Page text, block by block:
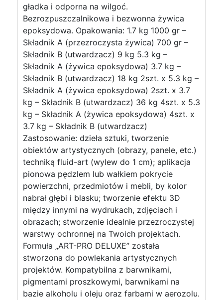
gładka i odporna na wilgoć.
Bezrozpuszczalnikowa i bezwonna żywica
epoksydowa. Opakowania: 1.7 kg 1000 gr –
Składnik A (przezroczysta żywica) 700 gr –
Składnik B (utwardzacz) 9 kg 5.3 kg –
Składnik A (żywica epoksydowa) 3.7 kg –
Składnik B (utwardzacz) 18 kg 2szt. x 5.3 kg –
Składnik A (żywica epoksydowa) 2szt. x 3.7
kg – Składnik B (utwardzacz) 36 kg 4szt. x 5.3
kg – Składnik A (żywica epoksydowa) 4szt. x
3.7 kg – Składnik B (utwardzacz)
Zastosowanie: dzieła sztuki, tworzenie
obiektów artystycznych (obrazy, panele, etc.)
techniką fluid-art (wylew do 1 cm); aplikacja
pionowa pędzlem lub wałkiem pokrycie
powierzchni, przedmiotów i mebli, by kolor
nabrał głębi i blasku; tworzenie efektu 3D
między innymi na wydrukach, zdjęciach i
obrazach; stworzenie idealnie przezroczystej
warstwy ochronnej na Twoich projektach.
Formuła „ART-PRO DELUXE” została
stworzona do powlekania artystycznych
projektów. Kompatybilna z barwnikami,
pigmentami proszkowymi, barwnikami na
bazie alkoholu i oleju oraz farbami w aerozolu.